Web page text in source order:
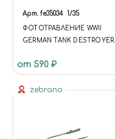
Арт. fe35034 1/35
ФОТОТРАВЛЕНИЕ WWII
GERMAN TANK DESTROYER
SET
от 590 ₽
zebrano